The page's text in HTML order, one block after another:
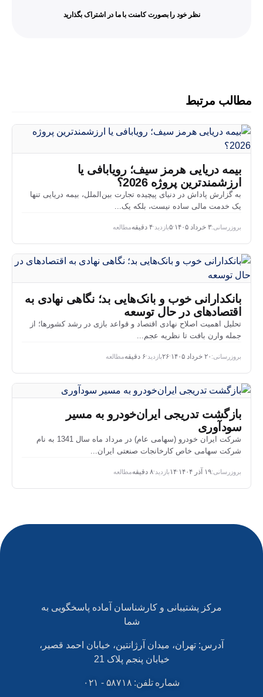
نظر خود را بصورت کامنت با ما در اشتراک بگذارید
مطالب مرتبط
بیمه دریایی هرمز سیف؛ رویابافی یا
ارزشمندترین پروژه 2026؟
به گزارش پاداش در دنیای پیچیده تجارت بین‌الملل، بیمه دریایی تنها
یک خدمت مالی ساده نیست، بلکه یک...
بروزرسانی:۳ خرداد ۱۴۰۵ •۵بازدید •۴ دقیقه مطالعه
بانکدارانی خوب و بانک‌هایی بد؛ نگاهی نهادی به
اقتصادهای در حال توسعه
تحلیل اهمیت اصلاح نهادی اقتصاد و قواعد بازی در رشد کشورها؛ از
جمله وارن بافت تا نظریه عجم...
بروزرسانی: ۲۰ خرداد ۱۴۰۵ •۲۶بازدید •۶ دقیقه مطالعه
بازگشت تدریجی ایران‌خودرو به مسیر
سودآوری
شرکت ایران خودرو (سهامی عام) در مرداد ماه سال 1341 به نام
شرکت سهامی خاص کارخانجات صنعتی ایران...
بروزرسانی:۱۹ آذر ۱۴۰۴ •۱۴ بازدید •۸ دقیقه مطالعه
مرکز پشتیبانی و کارشناسان آماده پاسخگویی به
شما
آدرس: تهران، میدان آرژانتین، خیابان احمد قصیر،
خیابان پنجم پلاک 21
شماره تلفن: ۵۸۷۱۸ - ۰۲۱